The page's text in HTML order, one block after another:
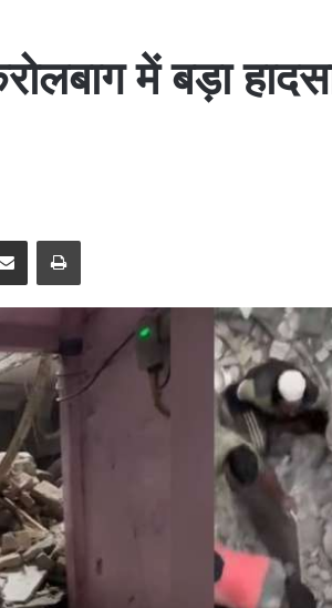
में बड़ा
Share via Email Print